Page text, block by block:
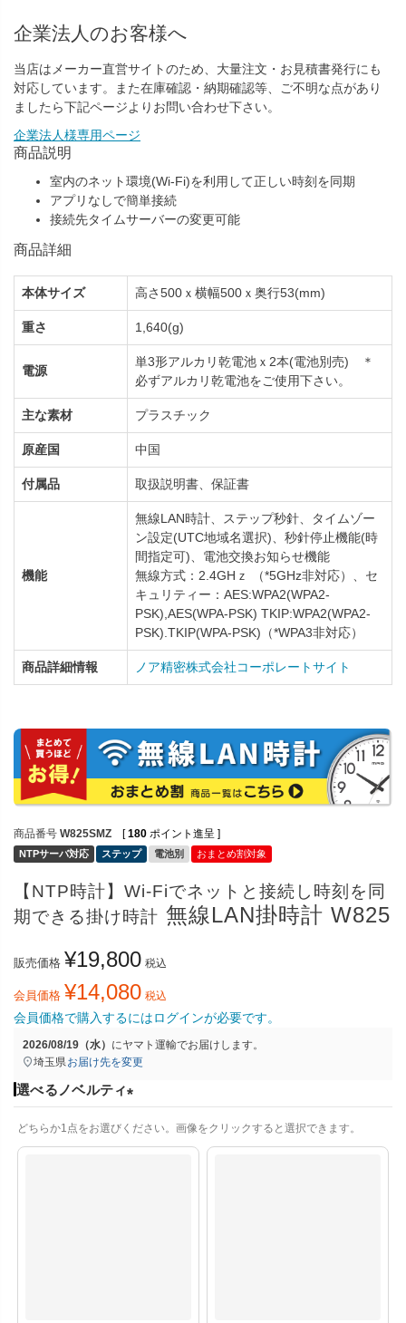
企業法人のお客様へ
当店はメーカー直営サイトのため、大量注文・お見積書発行にも
対応しています。また在庫確認・納期確認等、ご不明な点があり
ましたら下記ページよりお問い合わせ下さい。
企業法人様専用ページ
商品説明
室内のネット環境(Wi-Fi)を利用して正しい時刻を同期
アプリなしで簡単接続
接続先タイムサーバーの変更可能
商品詳細
本体サイズ 高さ500ｘ横幅500ｘ奥行53(mm)
重さ 1,640(g)
電源
単3形アルカリ乾電池ｘ2本(電池別売) ＊
必ずアルカリ乾電池をご使用下さい。
主な素材 プラスチック
原産国 中国
付属品 取扱説明書、保証書
機能
無線LAN時計、ステップ秒針、タイムゾー
ン設定(UTC地域名選択)、秒針停止機能(時
間指定可)、電池交換お知らせ機能
無線方式：2.4GHｚ （*5GHz非対応）、セ
キュリティー：AES:WPA2(WPA2-
PSK),AES(WPA-PSK) TKIP:WPA2(WPA2-
PSK).TKIP(WPA-PSK)（*WPA3非対応）
商品詳細情報 ノア精密株式会社コーポレートサイト
商品番号 W825SMZ [ 180 ポイント進呈 ]
NTPサーバ対応 ステップ 電池別 おまとめ割対象
【NTP時計】Wi-Fiでネットと接続し時刻を同
期できる掛け時計 無線LAN掛時計 W825
販売価格 ¥19,800 税込
会員価格 ¥14,080 税込
会員価格で購入するにはログインが必要です。
2026/08/19（水） にヤマト運輸でお届けします。
埼玉県 お届け先を変更
選べるノベルティ
必
どちらか1点をお選びください。画像をクリックすると選択できます。